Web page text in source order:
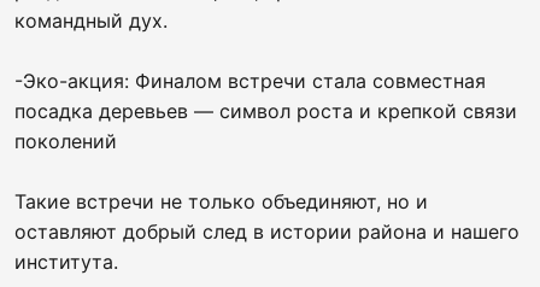
командный дух.
-Эко-акция: Финалом встречи стала совместная
посадка деревьев — символ роста и крепкой связи
поколений
Такие встречи не только объединяют, но и
оставляют добрый след в истории района и нашего
института.